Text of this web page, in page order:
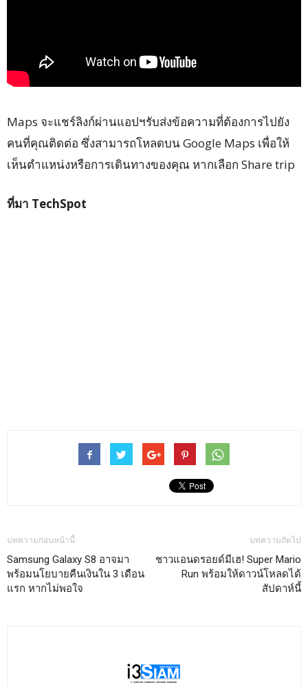
Maps จะแชร์ลิงก์ผ่านแอปฯรับส่งข้อความที่ต้องการไปยัง
คนที่คุณติดต่อ ซึ่งสามารถโหลดบน Google Maps เพื่อให้
เห็นตำแหน่งหรือการเดินทางของคุณ หากเลือก Share trip
ที่มา TechSpot
บทความก่อนหน้านี้
Samsung Galaxy S8 อาจมา
พร้อมนโยบายคืนเงินใน 3 เดือน
แรก หากไม่พอใจ
บทความถัดไป
ชาวแอนดรอยด์มีเฮ! Super Mario
Run พร้อมให้ดาวน์โหลดได้
สัปดาห์นี้